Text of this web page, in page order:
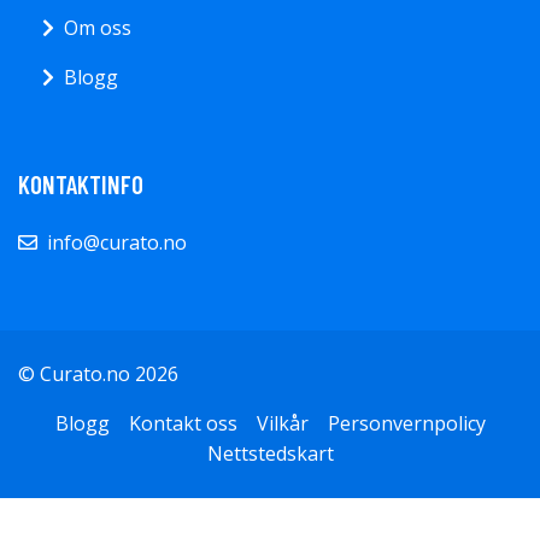
Om oss
Blogg
KONTAKTINFO
info@curato.no
© Curato.no 2026
Blogg
Kontakt oss Vilkår
Personvernpolicy
Nettstedskart